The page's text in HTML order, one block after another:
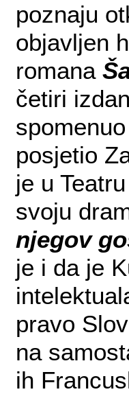
poznaju
objavljen
romana
četiri
posjetio
je u
svoju
njegov
je i da je
pravo
na
ih